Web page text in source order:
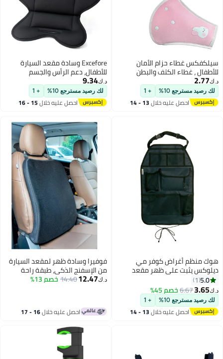
سيلكفكس غطاء حزام الأمان
للأطفال ، غطاء الكتف والبطن
الوسادة الوقائية - غطاء الوسادة
الناعمة المنخفضة الحساسية
للأحزام التنفسية لمقعد الدعم
والعربات والكراسي العالية (الأرنب)
د.ك‏2.77
لك رصيد مسترجع 10% + 1
احصل عليه خلال 13 - 14
Excefore وسادة مقعد السيارة
للأطفال، دعم الرأس والجسم
للمواليد الجدد، وسادة ناعمة لعربات
الأطفال، مثالية لمقاعد السيارة
للأطفال، عربات الأطفال، المهد،
وحاملات الأطفال باللون الأسود
د.ك‏9.34
لك رصيد مسترجع 10% + 1
احصل عليه خلال 15 - 16
هوك منظم أغراض كوفر مي
ديلوكس يثبت على ظهر مقعد
السيارة - بلون أسود
5.0
1
د.ك‏3.65
6.67خصم 45%
لك رصيد مسترجع 10% + 1
احصل عليه خلال 13 - 14
فوفيرا وسادة ظهر لمقعد السيارة
من الإسفنج الذكي، طبقة راحة
كاملة للسيارة لدعم الظهر وتخفيف
د.ك‏12.47
14.40خصم 13%
احصل عليه خلال 16 - 17